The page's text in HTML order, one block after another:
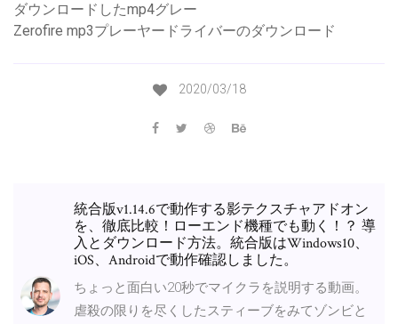
ダウンロードしたmp4グレー
Zerofire mp3プレーヤードライバーのダウンロード
2020/03/18
統合版v1.14.6で動作する影テクスチャアドオン
を、徹底比較！ローエンド機種でも動く！？ 導
入とダウンロード方法。統合版はWindows10、
iOS、Androidで動作確認しました。
ちょっと面白い20秒でマイクラを説明する動画。
虐殺の限りを尽くしたスティーブをみてゾンビと